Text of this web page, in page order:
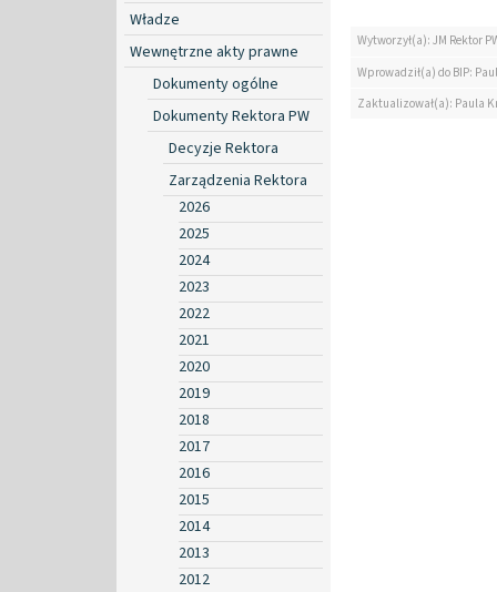
Władze
Wewnętrzne akty prawne
Dokumenty ogólne
Dokumenty Rektora PW
Decyzje Rektora
Zarządzenia Rektora
2026
2025
2024
2023
2022
2021
2020
2019
2018
2017
2016
2015
2014
2013
2012
Wytworzył(a): JM Rektor
Wprowadził(a) do BIP:
Zaktualizował(a): Paula